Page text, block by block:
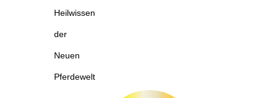
Heilwissen
der
Neuen
Pferdewelt